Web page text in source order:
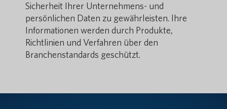
Sicherheit Ihrer Unternehmens- und
persönlichen Daten zu gewährleisten. Ihre
Informationen werden durch Produkte,
Richtlinien und Verfahren über den
Branchenstandards geschützt.